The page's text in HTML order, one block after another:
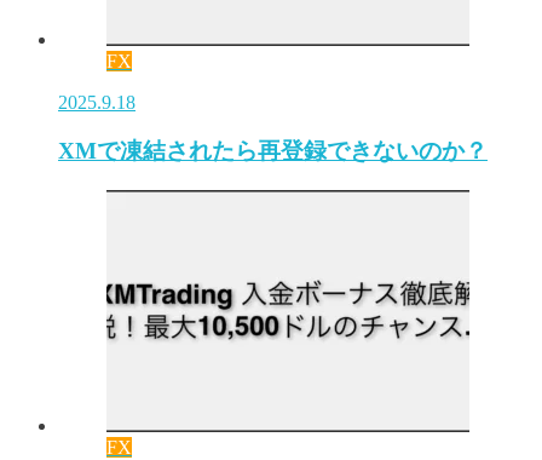
FX
2025.9.18
XMで凍結されたら再登録できないのか？
FX